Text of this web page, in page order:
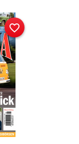
favorite_border